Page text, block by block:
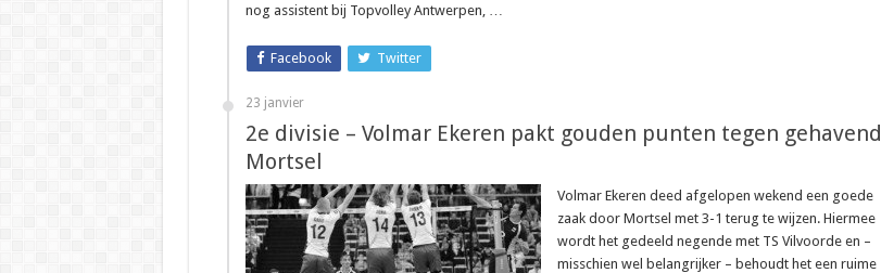
nog assistent bij Topvolley Antwerpen, …
Facebook Twitter
23 janvier
2e divisie – Volmar Ekeren pakt gouden punten tegen gehavend
Mortsel
Volmar Ekeren deed afgelopen wekend een goede
zaak door Mortsel met 3-1 terug te wijzen. Hiermee
wordt het gedeeld negende met TS Vilvoorde en –
misschien wel belangrijker – behoudt het een ruime